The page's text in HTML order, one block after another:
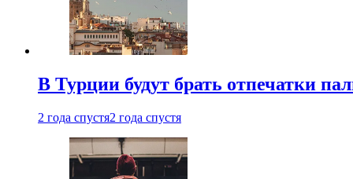
В Турции будут брать отпечатки
2 года спустя2 года спустя